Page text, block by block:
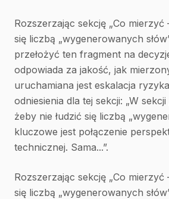
Rozszerzając sekcję „Co
się liczbą „wygenerowanych
przełożyć ten fragment na
odpowiada za jakość, jak
uruchamiana jest eskalacja
odniesienia dla tej sekcji: „W
żeby nie łudzić się liczbą
kluczowe jest połączenie
technicznej. Sama...”.
Rozszerzając sekcję „Co
się liczbą „wygenerowanych